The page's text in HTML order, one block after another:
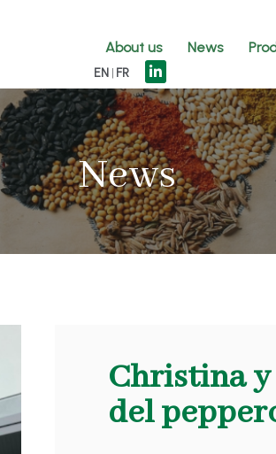
About us News
EN FR
News
Christina
del